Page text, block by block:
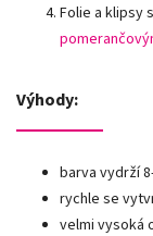
Folie a klipsy
Výhody:
barva vydrží
rychle se
velmi vysoká